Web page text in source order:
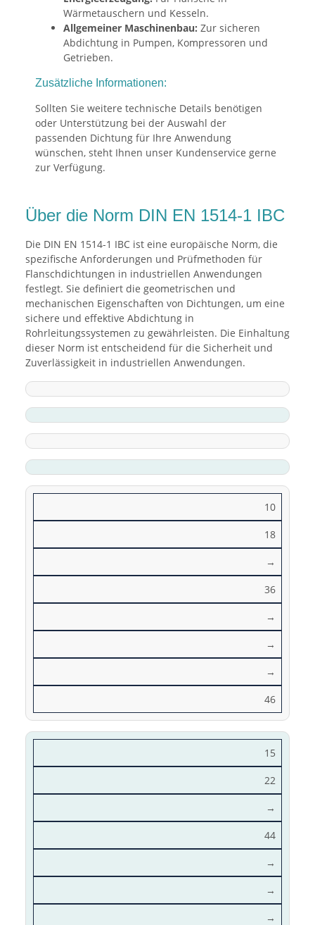
Wärmetauschern und Kesseln.
Allgemeiner Maschinenbau: Zur sicheren
Abdichtung in Pumpen, Kompressoren und
Getrieben.
Zusätzliche Informationen:
Sollten Sie weitere technische Details benötigen
oder Unterstützung bei der Auswahl der
passenden Dichtung für Ihre Anwendung
wünschen, steht Ihnen unser Kundenservice gerne
zur Verfügung.
Über die Norm DIN EN 1514-1 IBC
Die DIN EN 1514-1 IBC ist eine europäische Norm, die
spezifische Anforderungen und Prüfmethoden für
Flanschdichtungen in industriellen Anwendungen
festlegt. Sie definiert die geometrischen und
mechanischen Eigenschaften von Dichtungen, um eine
sichere und effektive Abdichtung in
Rohrleitungssystemen zu gewährleisten. Die Einhaltung
dieser Norm ist entscheidend für die Sicherheit und
Zuverlässigkeit in industriellen Anwendungen.
10
18
→
36
→
→
→
46
15
22
→
44
→
→
→